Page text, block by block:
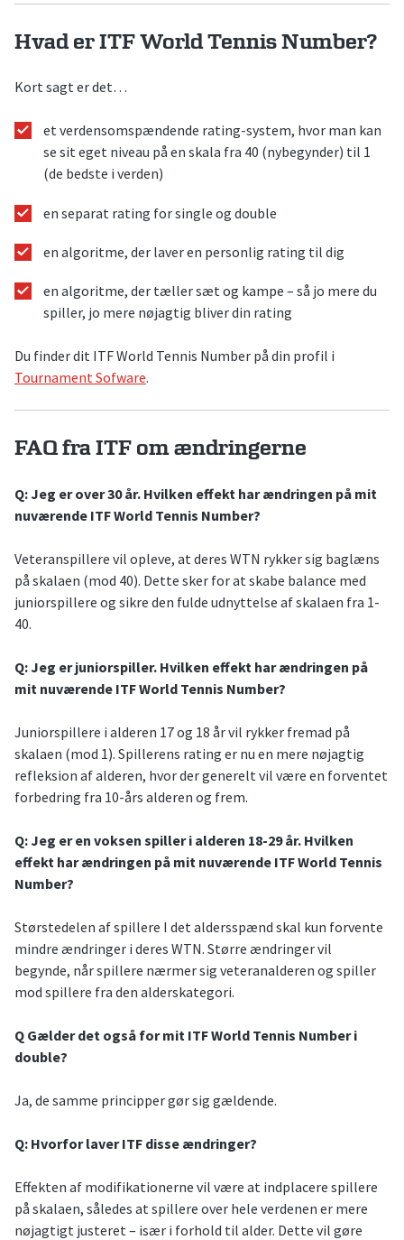
Hvad er ITF World Tennis Number?
Kort sagt er det…
et verdensomspændende rating-system, hvor man kan
se sit eget niveau på en skala fra 40 (nybegynder) til 1
(de bedste i verden)
en separat rating for single og double
en algoritme, der laver en personlig rating til dig
en algoritme, der tæller sæt og kampe – så jo mere du
spiller, jo mere nøjagtig bliver din rating
Du finder dit ITF World Tennis Number på din profil i
Tournament Sofware.
FAQ fra ITF om ændringerne
Q: Jeg er over 30 år. Hvilken effekt har ændringen på mit
nuværende ITF World Tennis Number?
Veteranspillere vil opleve, at deres WTN rykker sig baglæns
på skalaen (mod 40). Dette sker for at skabe balance med
juniorspillere og sikre den fulde udnyttelse af skalaen fra 1-
40.
Q: Jeg er juniorspiller. Hvilken effekt har ændringen på
mit nuværende ITF World Tennis Number?
Juniorspillere i alderen 17 og 18 år vil rykker fremad på
skalaen (mod 1). Spillerens rating er nu en mere nøjagtig
refleksion af alderen, hvor der generelt vil være en forventet
forbedring fra 10-års alderen og frem.
Q: Jeg er en voksen spiller i alderen 18-29 år. Hvilken
effekt har ændringen på mit nuværende ITF World Tennis
Number?
Størstedelen af spillere I det aldersspænd skal kun forvente
mindre ændringer i deres WTN. Større ændringer vil
begynde, når spillere nærmer sig veteranalderen og spiller
mod spillere fra den alderskategori.
Q Gælder det også for mit ITF World Tennis Number i
double?
Ja, de samme principper gør sig gældende.
Q: Hvorfor laver ITF disse ændringer?
Effekten af modifikationerne vil være at indplacere spillere
på skalaen, således at spillere over hele verdenen er mere
nøjagtigt justeret – især i forhold til alder. Dette vil gøre